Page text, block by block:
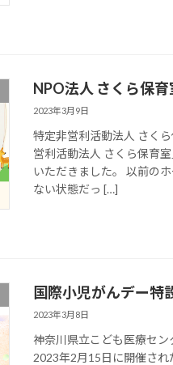
NPO法人 さくら保育
2023年3月9日
特定非営利活動法人 さく
営利活動法人 さくら保育
いただきました。 以前の
ない状態だっ […]
国際小児がんデー特
2023年3月8日
神奈川県立こども医療セン
2023年2月15日に開催さ